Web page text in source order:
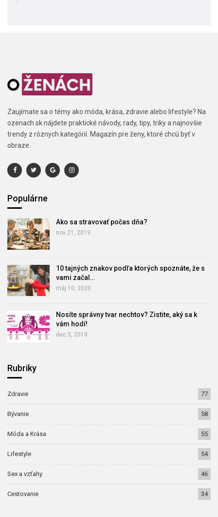
Zaujímate sa o témy ako móda, krása, zdravie alebo lifestyle? Na
ozenach.sk nájdete praktické návody, rady, tipy, triky a najnovšie
trendy z rôznych kategórií. Magazín pre ženy, ktoré chcú byť v
obraze.
Populárne
Ako sa stravovať počas dňa?
nov 21, 2019
10 tajných znakov podľa ktorých spoznáte, že s
vami začal…
máj 10, 2020
Nosíte správny tvar nechtov? Zistite, aký sa k
vám hodí!
dec 5, 2018
Rubriky
Zdravie 77
Bývanie 58
Móda a Krása 55
Lifestyle 54
Sex a vzťahy 46
Cestovanie 34